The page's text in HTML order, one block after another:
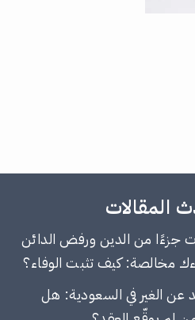
المقالات
جزءًا من الدين ورفض الدائن
مخالصة: كيف تثبت الوفاء؟
عن الغير في السعودية: هل